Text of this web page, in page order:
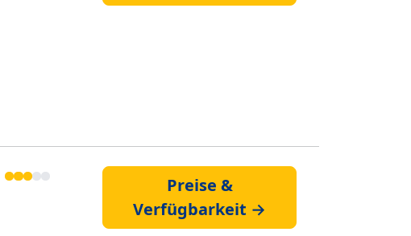
Preise &
Verfügbarkeit →